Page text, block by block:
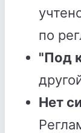
по
"Под
Нет